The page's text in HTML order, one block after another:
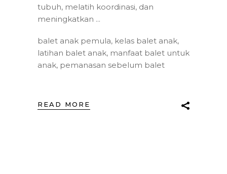
tubuh, melatih koordinasi, dan
meningkatkan
balet anak pemula, kelas balet anak,
latihan balet anak, manfaat balet untuk
anak, pemanasan sebelum balet
READ MORE